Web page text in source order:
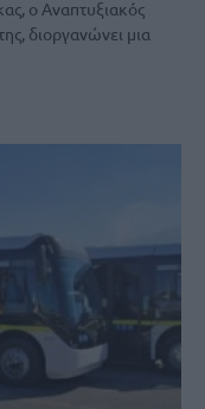
ο Αναπτυξιακός
διοργανώνει μια